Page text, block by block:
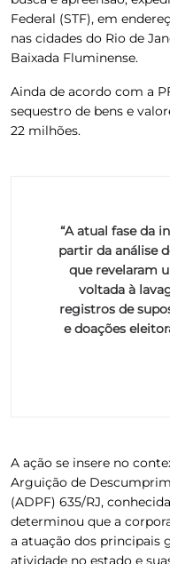
Federal (STF), em
nas cidades do Rio de
Baixada Fluminense.
Ainda de acordo com a
sequestro de bens e
22 milhões.
“A atual fase da
partir da análise
que revelaram
voltada à
registros de
e doações
A ação se insere no
Arguição de
(ADPF) 635/RJ,
determinou que a
a atuação dos principais
atividade no estado e